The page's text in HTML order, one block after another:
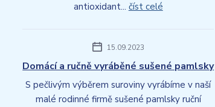
antioxidant... číst celé
15.09.2023
Domácí a ručně vyráběné sušené pamlsky
S pečlivým výběrem suroviny vyrábíme v naší
malé rodinné firmě sušené pamlsky ruční